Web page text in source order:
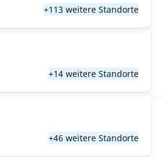
+113 weitere Standorte
+14 weitere Standorte
+46 weitere Standorte